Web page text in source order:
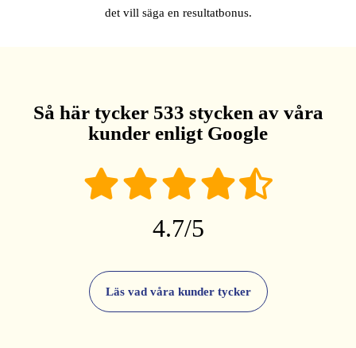
det vill säga en resultatbonus.
Så här tycker 533 stycken av våra
kunder enligt Google
4.7/5
Läs vad våra kunder tycker